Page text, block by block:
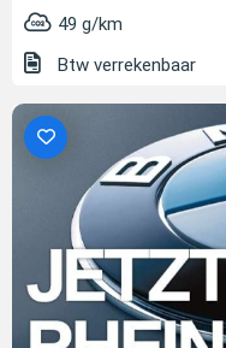
49 g/km
Btw verrekenbaar